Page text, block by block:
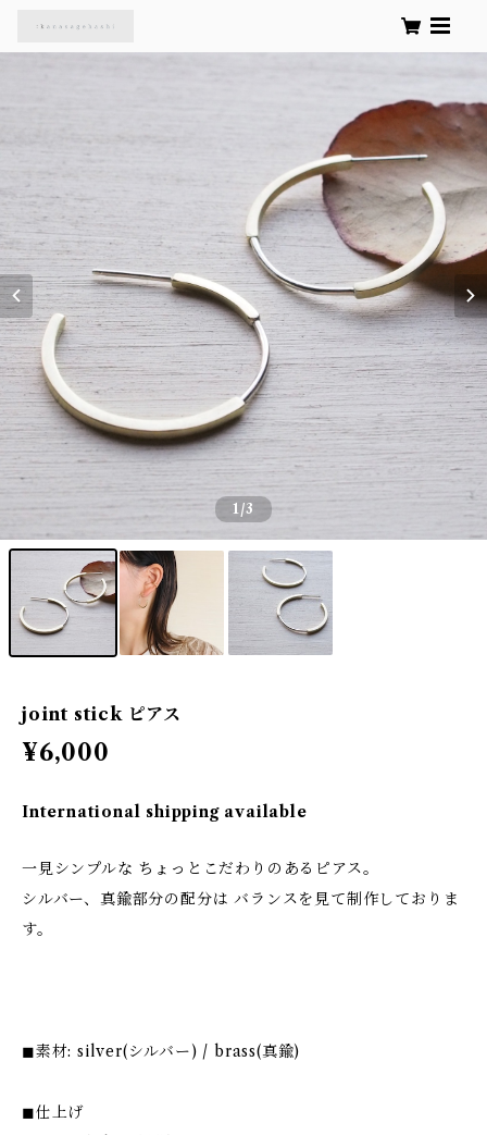
1/3
joint stick ピアス
¥6,000
International shipping available
一見シンプルな ちょっとこだわりのあるピアス。
シルバー、真鍮部分の配分は バランスを見て制作しておりま
す。
◼︎素材: silver(シルバー) / brass(真鍮)
◼︎仕上げ